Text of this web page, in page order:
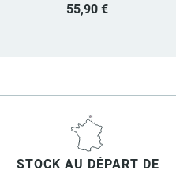
55,90 €
STOCK AU DÉPART DE